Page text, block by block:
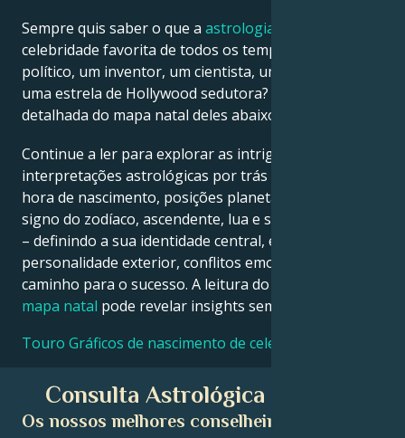
Sempre quis saber o que a astrologia
celebridade favorita de todos os tempos – um
político, um inventor, um cientista, um músico ou
uma estrela de Hollywood sedutora? Veja a análise
detalhada do mapa natal deles abaixo para descobrir!
Continue a ler para explorar as intrigantes
interpretações astrológicas por trás da data, local e
hora de nascimento, posições planetárias, casas,
signo do zodíaco, ascendente, lua e signo ascendente
– definindo a sua identidade central, ego,
personalidade exterior, conflitos emocionais e
caminho para o sucesso. A leitura do seu próprio
mapa natal pode revelar insights semelhantes!
Touro Gráficos de nascimento de celebridades
Consulta Astrológica Gratuita
Os nossos melhores conselheiros: